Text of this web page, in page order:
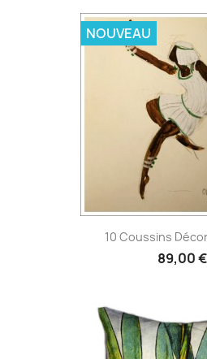
10 Coussins
89,00 €
NOUVEAU